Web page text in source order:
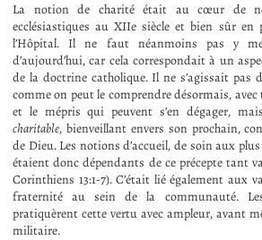
La notion de charité était au cœur de
ecclésiastiques au XIIe siècle et bien sûr en
l’Hôpital. Il ne faut néanmoins pas y
d’aujourd’hui, car cela correspondait à un
de la doctrine catholique. Il ne s’agissait
comme on peut le comprendre désormais,
et le mépris qui peuvent s’en dégager,
charitable, bienveillant envers son prochain,
de Dieu. Les notions d’accueil, de soin aux
étaient donc dépendants de ce précepte tant
Corinthiens 13:1-7). C’était lié également aux
fraternité au sein de la communauté.
pratiquèrent cette vertu avec ampleur, avant
militaire.